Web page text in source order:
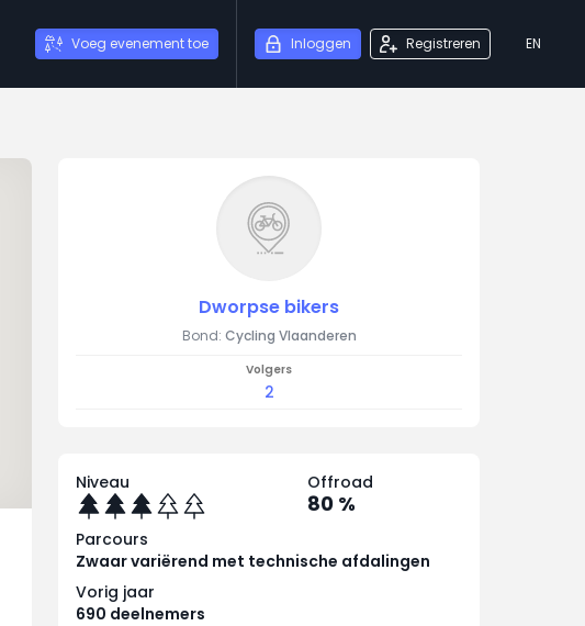
Voeg evenement toe Inloggen Registreren EN
Dworpse bikers
Bond: Cycling Vlaanderen
Volgers
2
Niveau Offroad
80 %
Parcours
Zwaar variërend met technische afdalingen
Vorig jaar
690 deelnemers